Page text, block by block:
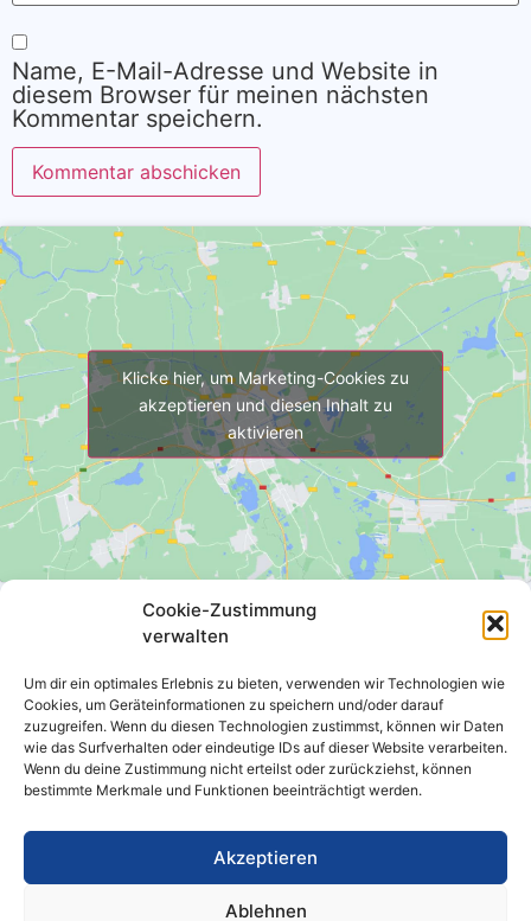
Cookie-Zustimmung
verwalten
Um dir ein optimales Erlebnis zu bieten, verwenden wir Technologien wie
Cookies, um Geräteinformationen zu speichern und/oder darauf
zuzugreifen. Wenn du diesen Technologien zustimmst, können wir Daten
wie das Surfverhalten oder eindeutige IDs auf dieser Website verarbeiten.
Wenn du deine Zustimmung nicht erteilst oder zurückziehst, können
bestimmte Merkmale und Funktionen beeinträchtigt werden.
Akzeptieren
Ablehnen
Name, E-Mail-Adresse und Website in
diesem Browser für meinen nächsten
Kommentar speichern.
Alternative:
Klicke hier, um Marketing-Cookies zu
akzeptieren und diesen Inhalt zu
aktivieren
Steuerberaterin Kerstin Boche
Hartmannsdorf Nr. 4
04916 Schönewalde
035384 / 20475
035384 / 21192
info@steuerbuero-boche.de